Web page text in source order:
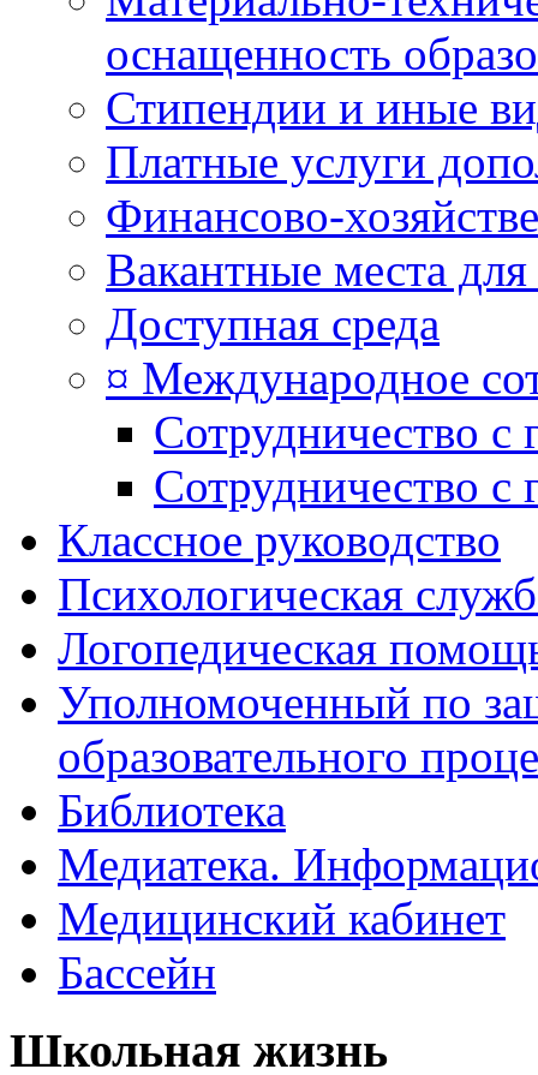
оснащенность
Стипендии и иные
Платные услуги
Финансово-
Вакантные места для
Доступная среда
¤ Международное
Сотрудничество
Сотрудничество с
Классное руководство
Психологическая
Логопедическая
Уполномоченный по
образовательного
Библиотека
Медиатека.
Медицинский кабинет
Бассейн
Школьная жизнь